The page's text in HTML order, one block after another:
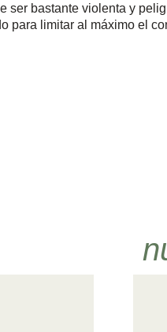
ser bastante violenta y
para limitar al máximo el